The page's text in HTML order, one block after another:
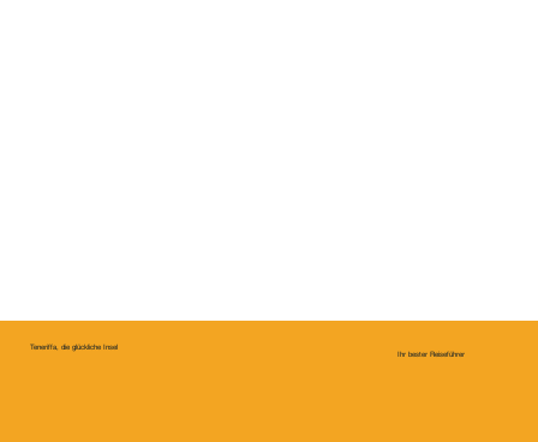
Teneriffa, die glückliche Insel
Ihr bester Reiseführer